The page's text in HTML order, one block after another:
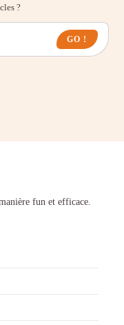
?
GO !
fun et efficace.